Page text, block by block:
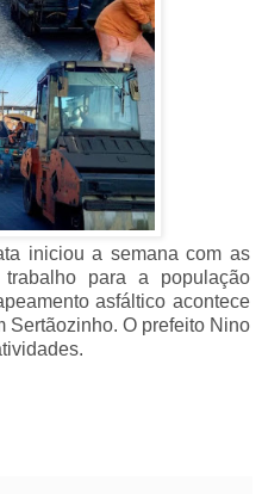
iniciou a semana com as
para a população
asfáltico acontece
Sertãozinho. O prefeito Nino